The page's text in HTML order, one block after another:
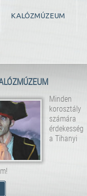
KALÓZMÚZEUM
Minden
korosztály
számára
érdekesség
a Tihanyi